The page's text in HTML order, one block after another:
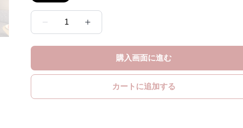
1
購入画面に進む
カートに追加する